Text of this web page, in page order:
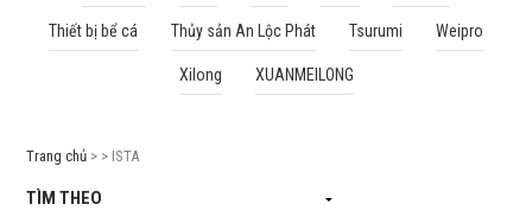
Thiết bị bể cá Thủy sản An Lộc Phát Tsurumi Weipro
Xilong XUANMEILONG
Trang chủ > > ISTA
TÌM THEO
Cá rồng & Phụ kiện
Bể thủy sinh & Phụ kiện